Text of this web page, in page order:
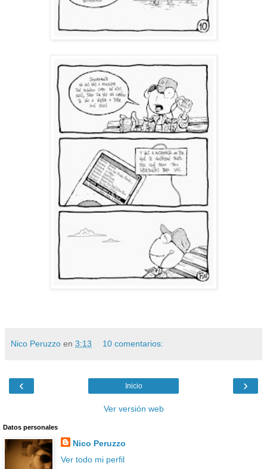
Nico Peruzzo en 3:13 10 comentarios:
‹ ›
Inicio
Ver versión web
Datos personales
Nico Peruzzo
Ver todo mi perfil